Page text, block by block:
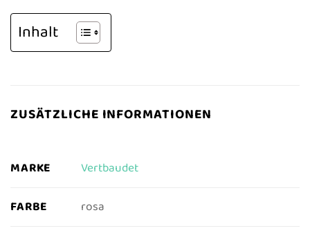
Inhalt
ZUSÄTZLICHE INFORMATIONEN
MARKE Vertbaudet
FARBE rosa